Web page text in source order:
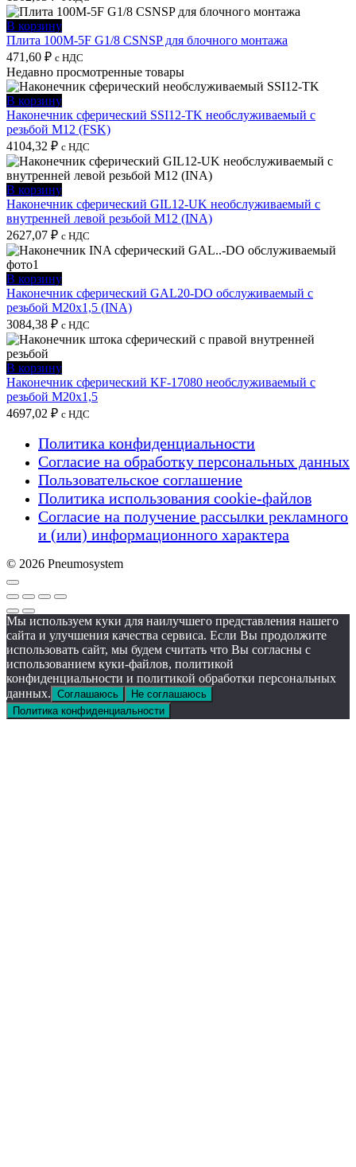
В корзину
Плита 100M-5F G1/8 CSNSP для блочного монтажа
471,60 ₽ с НДС
Недавно просмотренные товары
В корзину
Наконечник сферический SSI12-TK необслуживаемый с
резьбой M12 (FSK)
4104,32 ₽ с НДС
В корзину
Наконечник сферический GIL12-UK необслуживаемый с
внутренней левой резьбой M12 (INA)
2627,07 ₽ с НДС
В корзину
Наконечник сферический GAL20-DO обслуживаемый с
резьбой M20x1,5 (INA)
3084,38 ₽ с НДС
В корзину
Наконечник сферический KF-17080 необслуживаемый с
резьбой M20x1,5
4697,02 ₽ с НДС
Политика конфиденциальности
Согласие на обработку персональных данных
Пользовательское соглашение
Политика использования cookie-файлов
Согласие на получение рассылки рекламного
и (или) информационного характера
© 2026 Pneumosystem
Мы используем куки для наилучшего представления нашего
сайта и улучшения качества сервиса. Если Вы продолжите
использовать сайт, мы будем считать что Вы согласны с
использованием куки-файлов, политикой
конфиденциальности и политикой обработки персональных
данных. Соглашаюсь
Не соглашаюсь
Политика конфиденциальности